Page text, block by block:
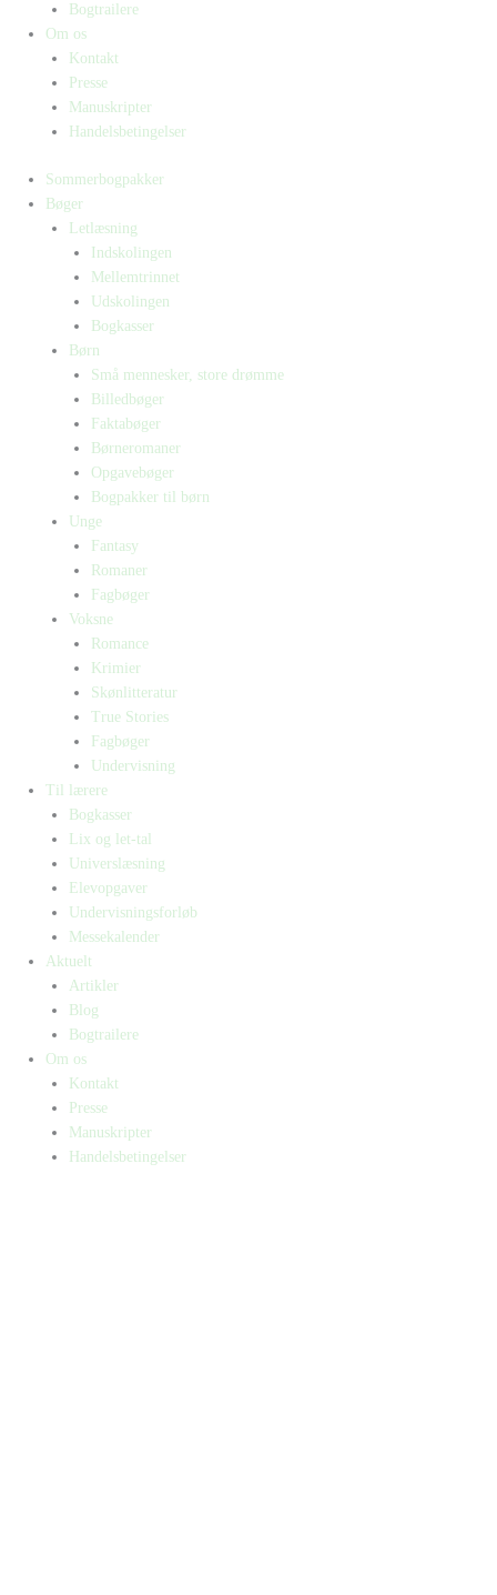
Bogtrailere
Om os
Kontakt
Presse
Manuskripter
Handelsbetingelser
Sommerbogpakker
Bøger
Letlæsning
Indskolingen
Mellemtrinnet
Udskolingen
Bogkasser
Børn
Små mennesker, store drømme
Billedbøger
Faktabøger
Børneromaner
Opgavebøger
Bogpakker til børn
Unge
Fantasy
Romaner
Fagbøger
Voksne
Romance
Krimier
Skønlitteratur
True Stories
Fagbøger
Undervisning
Til lærere
Bogkasser
Lix og let-tal
Universlæsning
Elevopgaver
Undervisningsforløb
Messekalender
Aktuelt
Artikler
Blog
Bogtrailere
Om os
Kontakt
Presse
Manuskripter
Handelsbetingelser